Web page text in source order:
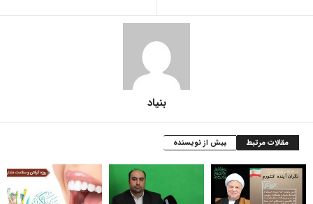
بنیاد
مقالات مرتبط بیش از نویسنده